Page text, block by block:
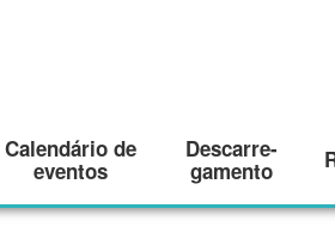
Calendário de
eventos
Descarre-
gamento